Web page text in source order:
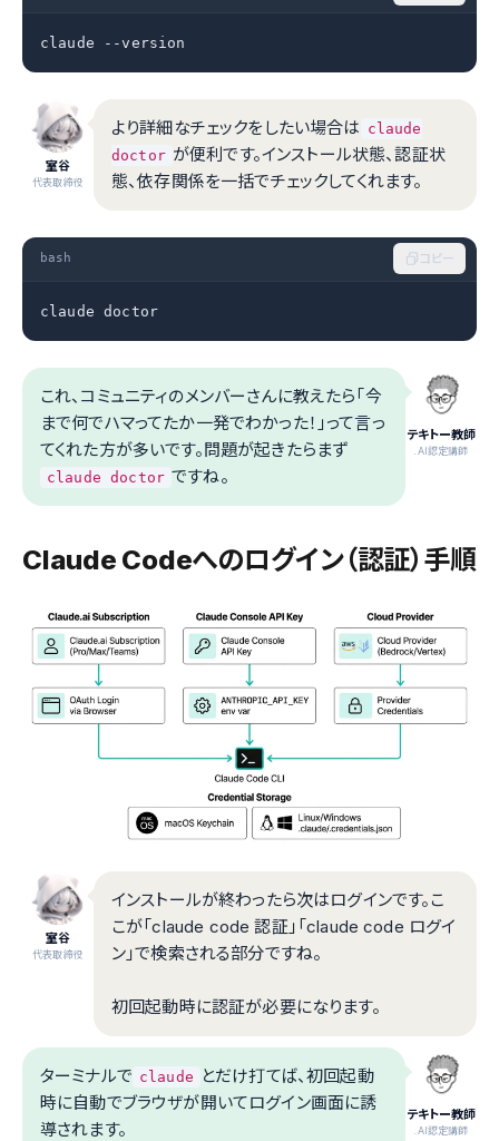
claude --version
室谷
代表取締役
より詳細なチェックをしたい場合は claude
doctor が便利です。インストール状態、認証状
態、依存関係を一括でチェックしてくれます。
bash コピー
claude doctor
テキトー教師
.AI認定講師
これ、コミュニティのメンバーさんに教えたら「今
まで何でハマってたか一発でわかった！」って言っ
てくれた方が多いです。問題が起きたらまず
claude doctor ですね。
Claude Codeへのログイン（認証）手順
室谷
代表取締役
インストールが終わったら次はログインです。こ
こが「claude code 認証」「claude code ログイ
ン」で検索される部分ですね。
初回起動時に認証が必要になります。
テキトー教師
.AI認定講師
ターミナルで claude
とだけ打てば、初回起動
時に自動でブラウザが開いてログイン画面に誘
導されます。